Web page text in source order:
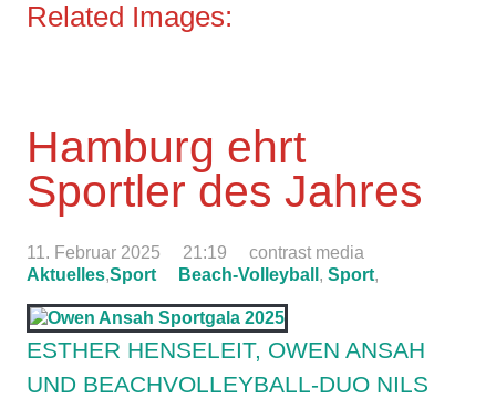
Related Images:
Hamburg ehrt
Sportler des Jahres
11. Februar 2025 21:19
contrast media
Aktuelles,Sport Beach-Volleyball , Sport,
ESTHER HENSELEIT, OWEN ANSAH
UND BEACHVOLLEYBALL-DUO NILS